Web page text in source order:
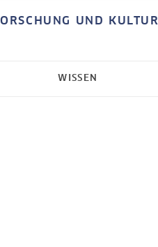
UND KULTUR
WISSEN